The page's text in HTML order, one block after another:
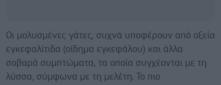
Οι μολυσμένες γάτες, συχνά υποφέρουν από οξεία
εγκεφαλίτιδα (οίδημα εγκεφάλου) και άλλα
σοβαρά συμπτώματα, τα οποία συγχέονται με τη
λύσσα, σύμφωνα με τη μελέτη. Το πιο